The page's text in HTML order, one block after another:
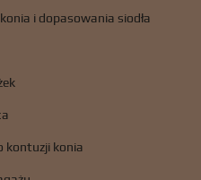
i dopasowania siodła
kontuzji konia